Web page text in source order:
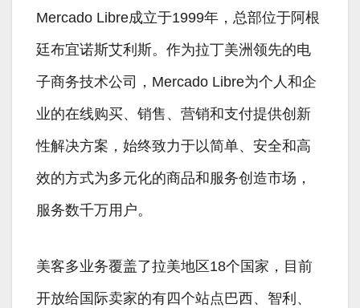
Mercado Libre成立于1999年，总部位于阿根
廷布宜诺斯艾利斯。作为拉丁美洲领先的电
子商务技术公司，Mercado Libre为个人和企
业的在线购买、销售、营销和支付提供创新
性解决方案，始终致力于以简单、安全和高
效的方式为多元化的商品和服务创造市场，
服务数千万用户。
美客多业务覆盖了拉美地区18个国家，目前
开放给国际卖家的有四个站点巴西、智利、